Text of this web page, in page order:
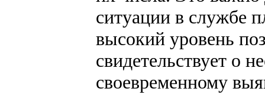
ситуации в службе
высокий уровень
свидетельствует о
своевременному